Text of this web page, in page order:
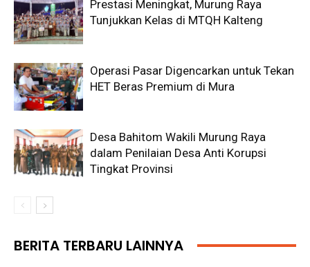
Prestasi Meningkat, Murung Raya
Tunjukkan Kelas di MTQH Kalteng
Operasi Pasar Digencarkan untuk Tekan
HET Beras Premium di Mura
Desa Bahitom Wakili Murung Raya
dalam Penilaian Desa Anti Korupsi
Tingkat Provinsi
BERITA TERBARU LAINNYA